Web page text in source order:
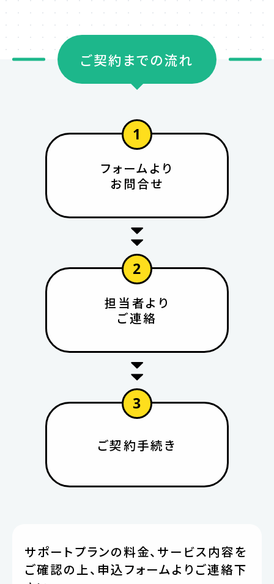
ご契約までの流れ
1
フォームより
お問合せ
2
担当者より
ご連絡
3
ご契約手続き
サポートプランの料金、サービス内容を
ご確認の上、申込フォームよりご連絡下